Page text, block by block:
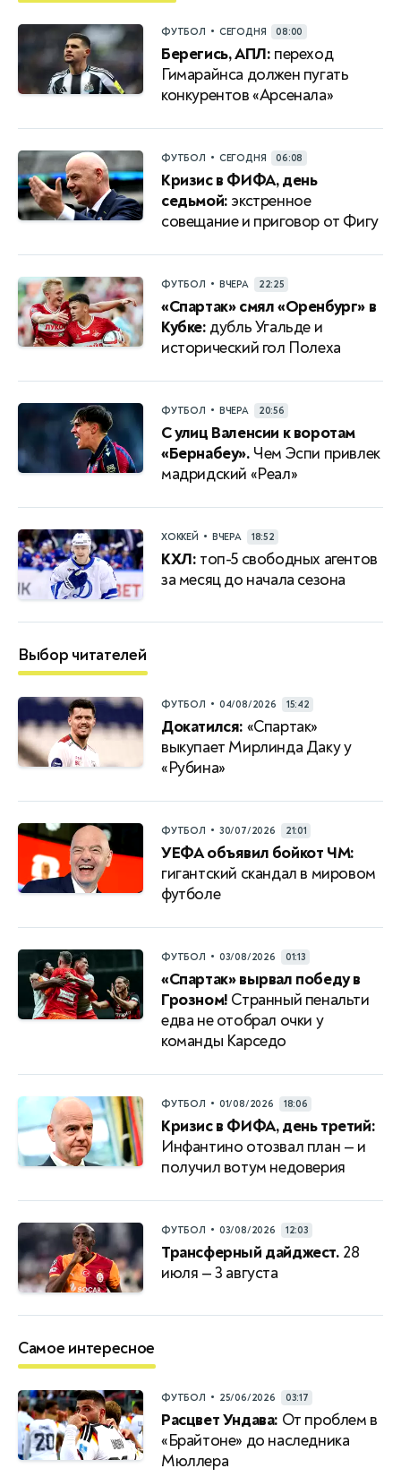
ФУТБОЛ • СЕГОДНЯ 08:00
Берегись, АПЛ: переход
Гимарайнса должен пугать
конкурентов «Арсенала»
ФУТБОЛ • СЕГОДНЯ 06:08
Кризис в ФИФА, день
седьмой: экстренное
совещание и приговор от Фигу
ФУТБОЛ • ВЧЕРА 22:25
«Спартак» смял «Оренбург» в
Кубке: дубль Угальде и
исторический гол Полеха
ФУТБОЛ • ВЧЕРА 20:56
С улиц Валенсии к воротам
«Бернабеу». Чем Эспи привлек
мадридский «Реал»
ХОККЕЙ • ВЧЕРА 18:52
КХЛ: топ-5 свободных агентов
за месяц до начала сезона
Выбор читателей
ФУТБОЛ • 04/08/2026 15:42
Докатился: «Спартак»
выкупает Мирлинда Даку у
«Рубина»
ФУТБОЛ • 30/07/2026 21:01
УЕФА объявил бойкот ЧМ:
гигантский скандал в мировом
футболе
ФУТБОЛ • 03/08/2026 01:13
«Спартак» вырвал победу в
Грозном! Странный пенальти
едва не отобрал очки у
команды Карседо
ФУТБОЛ • 01/08/2026 18:06
Кризис в ФИФА, день третий:
Инфантино отозвал план — и
получил вотум недоверия
ФУТБОЛ • 03/08/2026 12:03
Трансферный дайджест. 28
июля — 3 августа
Самое интересное
ФУТБОЛ • 25/06/2026 03:17
Расцвет Ундава: От проблем в
«Брайтоне» до наследника
Мюллера